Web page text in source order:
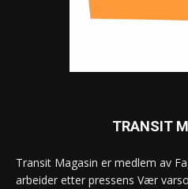
TRANSIT
Transit Magasin er medlem av
arbeider etter pressens Vær